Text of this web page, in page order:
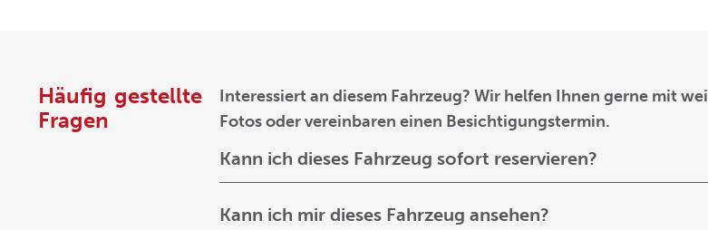
Häufig gestellte
Fragen
Interessiert an diesem Fahrzeug? Wir helfen Ihnen gerne mit
Fotos oder vereinbaren einen Besichtigungstermin.
Kann ich dieses Fahrzeug sofort reservieren?
Kann ich mir dieses Fahrzeug ansehen?